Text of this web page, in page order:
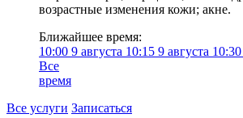
возрастные изменения кожи; акне.
Ближайшее время:
10:00 9 августа 10:15 9 августа 10:30
Все
время
Все услуги Записаться